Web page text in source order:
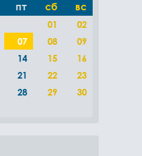
пт сб вс
01
02
07 08
09
14 15
16
21 22
23
28 29
30